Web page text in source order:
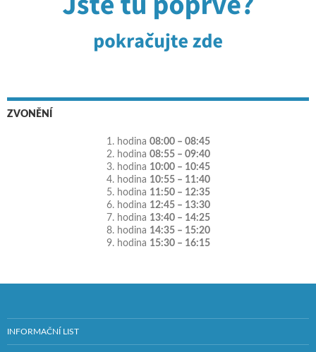
ZVONĚNÍ
1. hodina 08:00 – 08:45
2. hodina 08:55 – 09:40
3. hodina 10:00 – 10:45
4. hodina 10:55 – 11:40
5. hodina 11:50 – 12:35
6. hodina 12:45 – 13:30
7. hodina 13:40 – 14:25
8. hodina 14:35 – 15:20
9. hodina 15:30 – 16:15
INFORMAČNÍ LIST